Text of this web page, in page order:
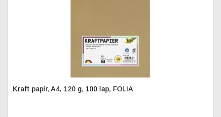
Kraft papír, A4, 120 g, 100 lap, FOLIA